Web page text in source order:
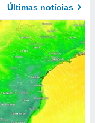
Últimas notícias